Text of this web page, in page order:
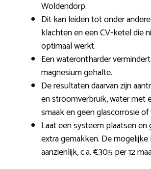
Woldendorp.
Dit kan leiden tot onder
klachten en een CV-ketel die
optimaal werkt.
Een waterontharder
magnesium gehalte.
De resultaten daarvan zijn
en stroomverbruik, water met
smaak en geen glascorrosie
Laat een systeem plaatsen en
extra gemakken. De mogelijke
aanzienlijk, c.a. €305 per 12